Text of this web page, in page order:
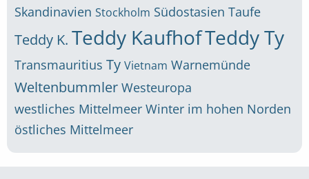
Skandinavien Stockholm Südostasien Taufe
Teddy K. Teddy KaufhofTeddy Ty
Transmauritius Ty Vietnam Warnemünde
Weltenbummler Westeuropa
westliches Mittelmeer Winter im hohen Norden
östliches Mittelmeer